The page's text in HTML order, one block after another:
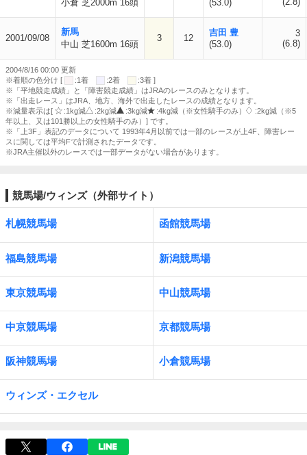
小倉 芝2000m 16頭
(53.0)
2001/09/08
新馬
中山 芝1600m 16頭
3 12
吉田 豊
(53.0)
3
(6.8)
2004/8/16 00:00 更新
※着順の色分け [
:1着 :2着
:3着 ]
※「平地競走成績」と「障害競走成績」はJRAのレースのみとなります。
※「出走レース」はJRA、地方、海外で出走したレースの成績となります。
※減量表示は[
:1kg減 :2kg減 :3kg減 :4kg減（※女性騎手のみ）
:2kg減（※5
年以上、又は101勝以上の女性騎手のみ）] です。
※「上3F」表記のデータについて 1993年4月以前では一部のレースが上4F、障害レー
スに関しては平均Fで計測されたデータです。
※JRA主催以外のレースでは一部データがない場合があります。
競馬場/ウィンズ（外部サイト）
札幌競馬場 函館競馬場
福島競馬場 新潟競馬場
東京競馬場 中山競馬場
中京競馬場 京都競馬場
阪神競馬場 小倉競馬場
ウィンズ・エクセル